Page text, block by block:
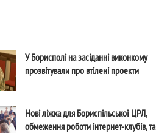
У Борисполі на засіданні виконкому
прозвітували про втілені проекти
Нові ліжка для Бориспільської ЦРЛ,
обмеження роботи інтернет-клубів, та